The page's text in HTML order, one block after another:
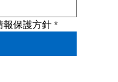
報保護方針 *